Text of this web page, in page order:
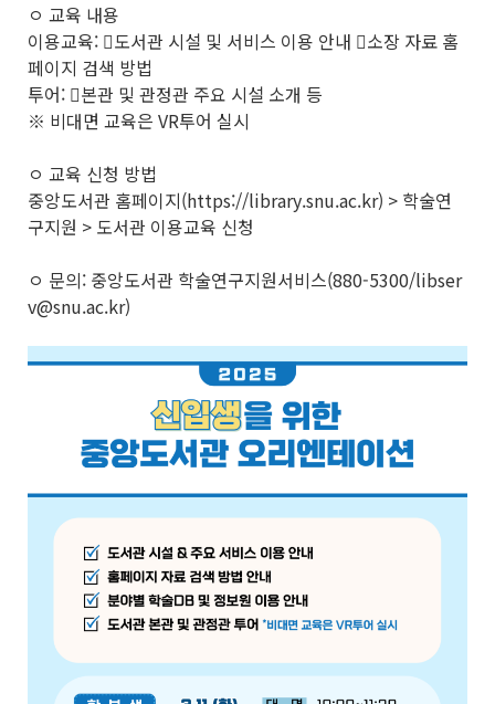
ㅇ 교육 내용
이용교육: 󰋯도서관 시설 및 서비스 이용 안내 󰋯소장 자료 홈
페이지 검색 방법
투어: 󰋯본관 및 관정관 주요 시설 소개 등
※ 비대면 교육은 VR투어 실시
ㅇ 교육 신청 방법
중앙도서관 홈페이지(https://library.snu.ac.kr) > 학술연
구지원 > 도서관 이용교육 신청
ㅇ 문의: 중앙도서관 학술연구지원서비스(880-5300/libser
v@snu.ac.kr)